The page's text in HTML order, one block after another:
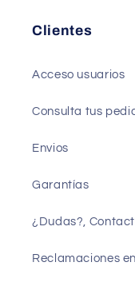
Clientes
Acceso usuarios
Consulta tus
Envios
Garantías
¿Dudas?,
Reclamaciones